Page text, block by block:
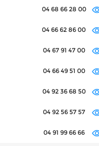
04 68 66 28 00
04 66 62 86 00
04 67 91 47 00
04 66 49 51 00
04 92 36 68 50
04 92 56 57 57
04 91 99 66 66